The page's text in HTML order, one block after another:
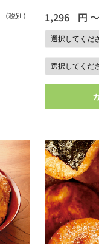
（税別） 1,296 円 ～